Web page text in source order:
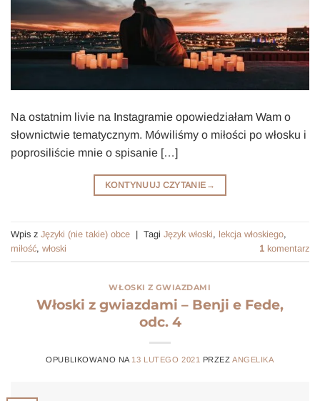
Na ostatnim livie na Instagramie opowiedziałam Wam o
słownictwie tematycznym. Mówiliśmy o miłości po włosku i
poprosiliście mnie o spisanie […]
KONTYNUUJ CZYTANIE →
Wpis z Języki (nie takie) obce | Tagi Język włoski, lekcja włoskiego,
miłość, włoski 1 komentarz
WŁOSKI Z GWIAZDAMI
Włoski z gwiazdami – Benji e Fede,
odc. 4
OPUBLIKOWANO NA 13 LUTEGO 2021 PRZEZANGELIKA